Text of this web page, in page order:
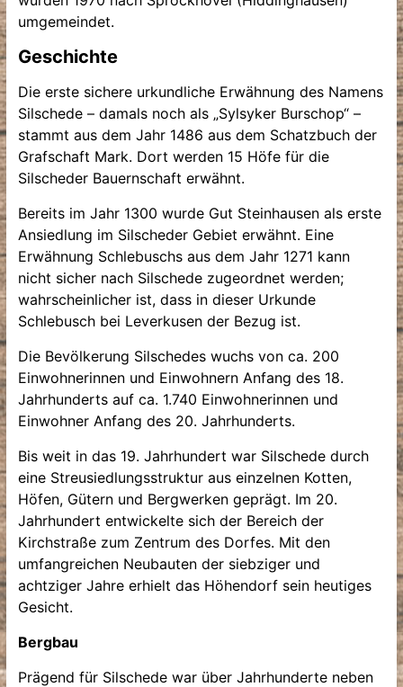
umgemeindet.
Geschichte
Die erste sichere urkundliche Erwähnung des Namens
Silschede – damals noch als „Sylsyker Burschop“ –
stammt aus dem Jahr 1486 aus dem Schatzbuch der
Grafschaft Mark. Dort werden 15 Höfe für die
Silscheder Bauernschaft erwähnt.
Bereits im Jahr 1300 wurde Gut Steinhausen als erste
Ansiedlung im Silscheder Gebiet erwähnt. Eine
Erwähnung Schlebuschs aus dem Jahr 1271 kann
nicht sicher nach Silschede zugeordnet werden;
wahrscheinlicher ist, dass in dieser Urkunde
Schlebusch bei Leverkusen der Bezug ist.
Die Bevölkerung Silschedes wuchs von ca. 200
Einwohnerinnen und Einwohnern Anfang des 18.
Jahrhunderts auf ca. 1.740 Einwohnerinnen und
Einwohner Anfang des 20. Jahrhunderts.
Bis weit in das 19. Jahrhundert war Silschede durch
eine Streusiedlungsstruktur aus einzelnen Kotten,
Höfen, Gütern und Bergwerken geprägt. Im 20.
Jahrhundert entwickelte sich der Bereich der
Kirchstraße zum Zentrum des Dorfes. Mit den
umfangreichen Neubauten der siebziger und
achtziger Jahre erhielt das Höhendorf sein heutiges
Gesicht.
Bergbau
Prägend für Silschede war über Jahrhunderte neben